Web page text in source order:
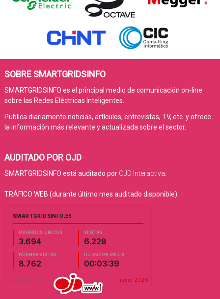
SOBRE SMARTGRIDSINFO
SMARTGRIDSINFO es el principal medio de comunicación on-line
sobre las Redes Eléctricas Inteligentes.
Publica diariamente noticias, artículos, entrevistas, TV, etc. y ofrece
la información más relevante y actualizada sobre el sector.
AUDITADO POR OJD
SMARTGRIDSINFO está auditado por OJD Interactiva.
TRÁFICO WEB (durante último mes auditado disponible):